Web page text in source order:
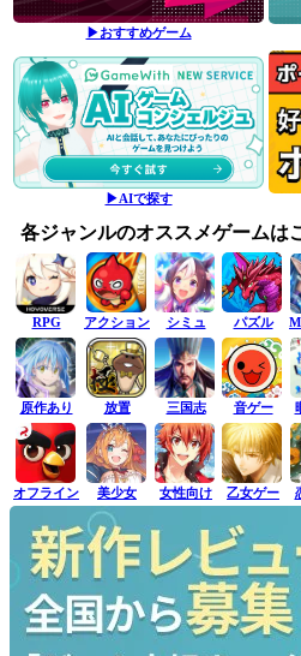
▶おすすめゲーム
▶AIで探す
各ジャンルのオススメゲームは
RPG アクション シミュ パズル
原作あり 放置 三国志 音ゲー
オフライン 美少女 女性向け 乙女ゲー